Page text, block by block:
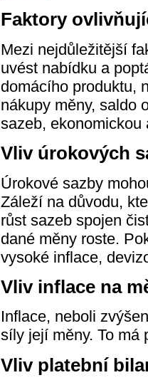
Faktory
Mezi nejdůležitější
uvést nabídku a
domácího produktu,
nákupy měny, saldo
sazeb,
Vliv úrokových
Úrokové sazby
Záleží na důvodu,
růst sazeb spojen
dané měny roste.
vysoké inflace,
Vliv inflace na
Inflace, neboli
síly její měny. To má
Vliv platební